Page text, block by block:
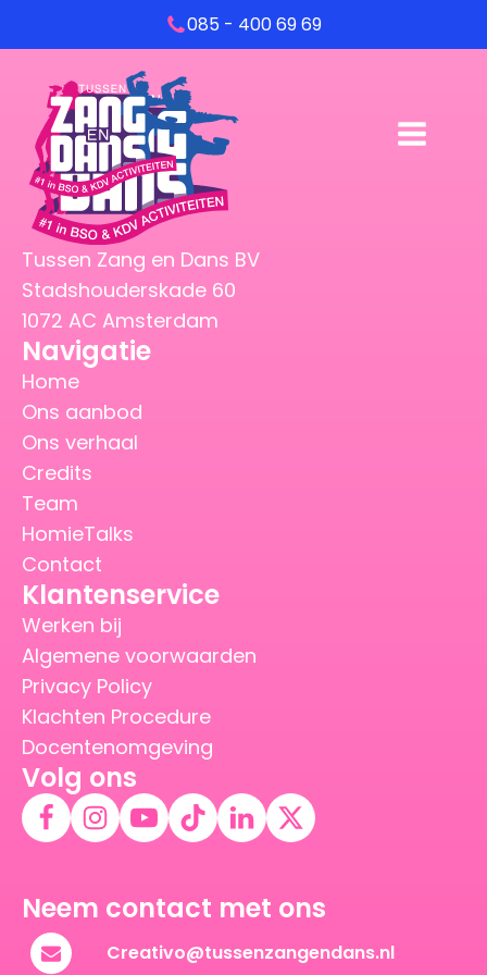
085 - 400 69 69
Tussen Zang en Dans BV
Stadshouderskade 60
1072 AC Amsterdam
Navigatie
Home
Ons aanbod
Ons verhaal
Credits
Team
HomieTalks
Contact
Klantenservice
Werken bij
Algemene voorwaarden
Privacy Policy
Klachten Procedure
Docentenomgeving
Volg ons
Neem contact met ons
Creativo@tussenzangendans.nl